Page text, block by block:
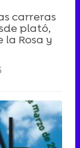
carreras
plató,
Rosa y